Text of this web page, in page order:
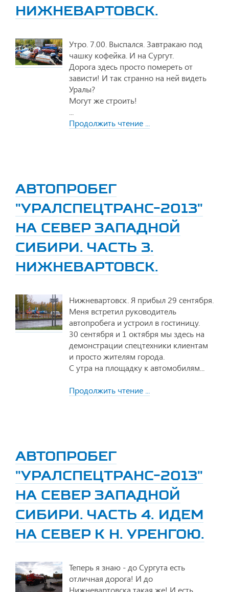
НИЖНЕВАРТОВСК.
Утро. 7.00. Выспался. Завтракаю под
чашку кофейка. И на Сургут.
Дорога здесь просто помереть от
зависти! И так странно на ней видеть
Уралы?
Могут же строить!
Продолжить чтение ...
АВТОПРОБЕГ
"УРАЛСПЕЦТРАНС-2013"
НА СЕВЕР ЗАПАДНОЙ
СИБИРИ. ЧАСТЬ 3.
НИЖНЕВАРТОВСК.
Нижневартовск. Я прибыл 29 сентября.
Меня встретил руководитель
автопробега и устроил в гостиницу.
30 сентября и 1 октября мы здесь на
демонстрации спецтехники клиентам
и просто жителям города.
С утра на площадку к автомобилям...
Продолжить чтение ...
АВТОПРОБЕГ
"УРАЛСПЕЦТРАНС-2013"
НА СЕВЕР ЗАПАДНОЙ
СИБИРИ. ЧАСТЬ 4. ИДЕМ
НА СЕВЕР К Н. УРЕНГОЮ.
Теперь я знаю - до Сургута есть
отличная дорога! И до
Нижневартовска такая же! И есть